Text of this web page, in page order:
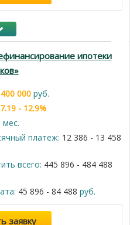
ипотеки
400 000руб.
7.19 - 12.9%
мес.
платеж: 12 386 - 13 458
всего: 445 896 - 484 488
45 896 - 84 488 руб.
заявку